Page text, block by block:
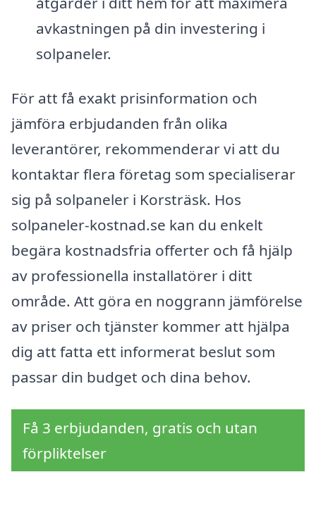
avkastningen på din investering i
solpaneler.
För att få exakt prisinformation och
jämföra erbjudanden från olika
leverantörer, rekommenderar vi att du
kontaktar flera företag som specialiserar
sig på solpaneler i Korsträsk. Hos
solpaneler-kostnad.se kan du enkelt
begära kostnadsfria offerter och få hjälp
av professionella installatörer i ditt
område. Att göra en noggrann jämförelse
av priser och tjänster kommer att hjälpa
dig att fatta ett informerat beslut som
passar din budget och dina behov.
Få 3 erbjudanden, gratis och utan
förpliktelser